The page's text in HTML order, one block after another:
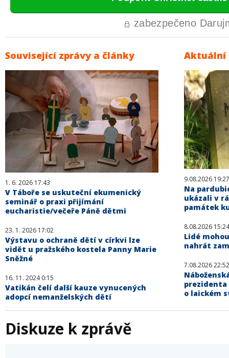
Související zprávy a články
1. 6. 2026 17:43
V Táboře se uskuteční ekumenický
seminář o praxi přijímání
eucharistie/večeře Páně dětmi
23. 1. 2026 17:02
Výstavu o ochraně dětí v církvi lze
vidět u pražského kostela Panny Marie
Sněžné
16. 11. 2024 0:15
Vatikán čelí další kauze vynucených
adopcí nemanželských dětí
Aktuální
9.08.2026 19:27
Na
ukázali v
památek
8.08.2026 15:24
Lidé
nahrát
7.08.2026 22:52
prezidenta
o laickém
Diskuze k zprávě